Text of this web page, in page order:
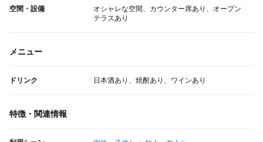
空間・設備
オシャレな空間、カウンター席あり、オープン
テラスあり
メニュー
ドリンク 日本酒あり、焼酎あり、ワインあり
特徴・関連情報